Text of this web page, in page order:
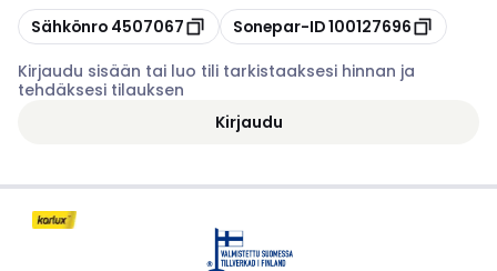
Kopioi
Sähkönro 4507067 Kopioi
Sonepar-ID100127696
Kirjaudu sisään tai luo tili tarkistaaksesi hinnan ja
tehdäksesi tilauksen
Kirjaudu